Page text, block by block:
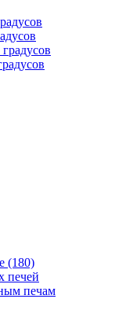
(180)
печей
печам